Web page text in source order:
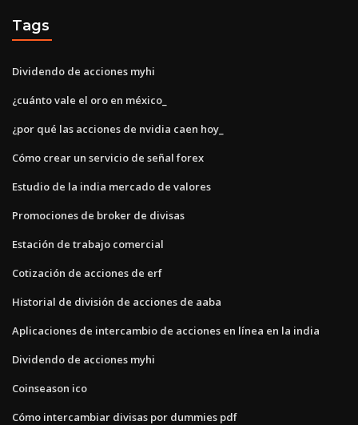
Tags
Dividendo de acciones myhi
¿cuánto vale el oro en méxico_
¿por qué las acciones de nvidia caen hoy_
Cómo crear un servicio de señal forex
Estudio de la india mercado de valores
Promociones de broker de divisas
Estación de trabajo comercial
Cotización de acciones de erf
Historial de división de acciones de aaba
Aplicaciones de intercambio de acciones en línea en la india
Dividendo de acciones myhi
Coinseason ico
Cómo intercambiar divisas por dummies pdf